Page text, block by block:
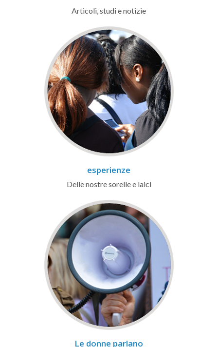
Articoli, studi e notizie
esperienze
Delle nostre sorelle e laici
Le donne parlano